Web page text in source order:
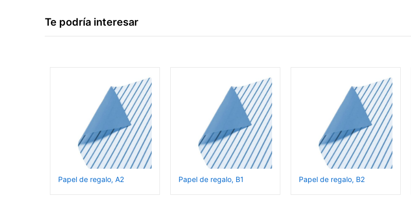
Te podría interesar
Papel de regalo, A2 Papel de regalo, B1 Papel de regalo, B2